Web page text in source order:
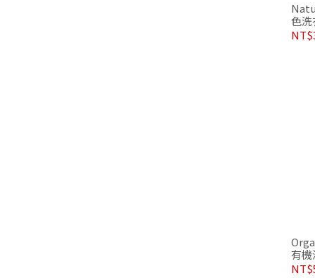
色
常)
有